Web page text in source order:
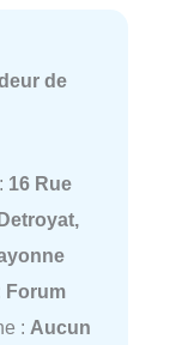
de
16 Rue
Forum
: Aucun